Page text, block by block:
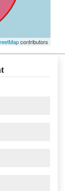
contributors